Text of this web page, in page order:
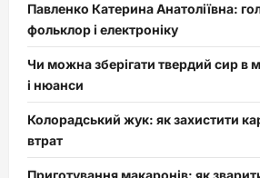
Павленко Катерина Анатоліївна:
фольклор і електроніку
Чи можна зберігати твердий сир в
і нюанси
Колорадський жук: як захистити
втрат